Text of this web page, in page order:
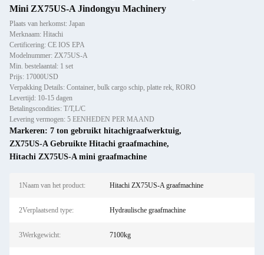
Mini ZX75US-A Jindongyu Machinery
Plaats van herkomst: Japan
Merknaam: Hitachi
Certificering: CE IOS EPA
Modelnummer: ZX75US-A
Min. bestelaantal: 1 set
Prijs: 17000USD
Verpakking Details: Container, bulk cargo schip, platte rek, RORO
Levertijd: 10-15 dagen
Betalingscondities: T/T,L/C
Levering vermogen: 5 EENHEDEN PER MAAND
Markeren: 7 ton gebruikt hitachigraafwerktuig,
ZX75US-A Gebruikte Hitachi graafmachine,
Hitachi ZX75US-A mini graafmachine
1Naam van het product: Hitachi ZX75US-A graafmachine
2Verplaatsend type: Hydraulische graafmachine
3Werkgewicht: 7100kg